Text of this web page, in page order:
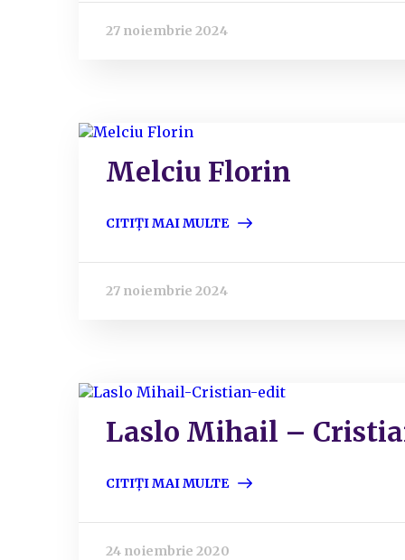
27 noiembrie 2024
Melciu Florin
CITIȚI MAI MULTE
27 noiembrie 2024
Laslo Mihail –
CITIȚI MAI MULTE
24 noiembrie 2020